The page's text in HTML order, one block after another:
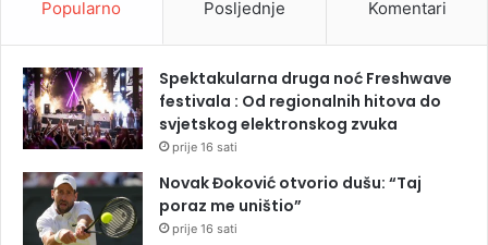
Popularno Posljednje Komentari
Spektakularna druga noć Freshwave
festivala : Od regionalnih hitova do
svjetskog elektronskog zvuka
prije 16 sati
Novak Đoković otvorio dušu: “Taj
poraz me uništio”
prije 16 sati